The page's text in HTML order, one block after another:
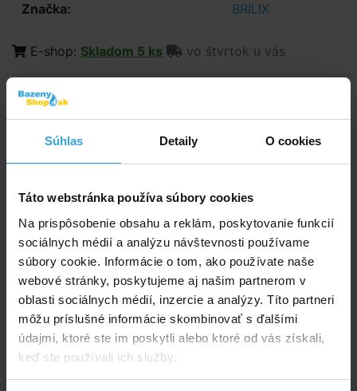
Súhlas Detaily O cookies
Táto webstránka používa súbory cookies
Na prispôsobenie obsahu a reklám, poskytovanie funkcií
sociálnych médií a analýzu návštevnosti používame
súbory cookie. Informácie o tom, ako používate naše
webové stránky, poskytujeme aj našim partnerom v
oblasti sociálnych médií, inzercie a analýzy. Títo partneri
môžu príslušné informácie skombinovať s ďalšími
údajmi, ktoré ste im poskytli alebo ktoré od vás získali,
keď ste používali ich služby.
Značka: BRILIX
E-shop: Skladom 5 ks vo štvrtok u vás
88,05 EUR bez DPH
Do košíka
Podrobný popis Náhradné diely
Podrobný popis
Šesťcestný ventil k TOP filtráciám BRILIX – označenie
P, FSP.
Vhodné pre pieskové filtrácie
Filtrácia P 350 TOP